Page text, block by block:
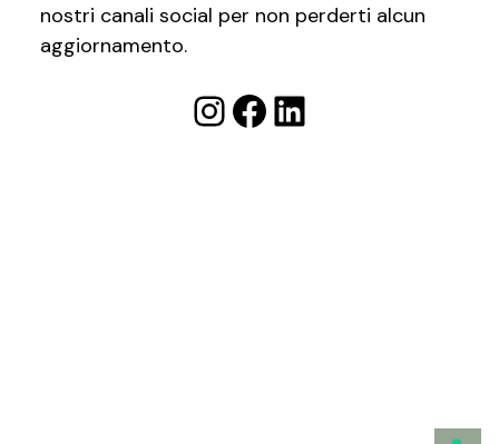
nostri canali social per non perderti alcun
aggiornamento.
Instagram
Facebook
LinkedIn